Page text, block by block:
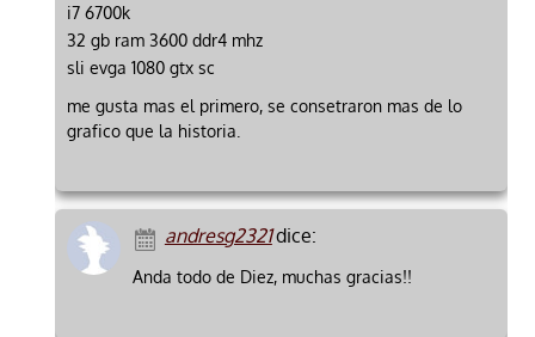
i7 6700k
32 gb ram 3600 ddr4 mhz
sli evga 1080 gtx sc
me gusta mas el primero, se consetraron mas de lo
grafico que la historia.
andresg2321dice:
Anda todo de Diez, muchas gracias!!